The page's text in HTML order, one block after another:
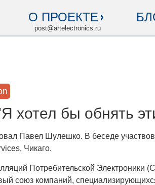
О ПРОЕКТЕ
post@artelectronics.ru
хотел бы обнять
Павел Шулешко. В беседе
Чикаго.
Потребительской Электроники
союз компаний,